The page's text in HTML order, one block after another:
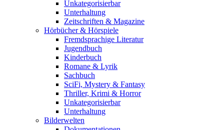
Unkategorisierbar
Unterhaltung
Zeitschriften & Magazine
Hörbücher & Hörspiele
Fremdsprachige Literatur
Jugendbuch
Kinderbuch
Romane & Lyrik
Sachbuch
SciFi, Mystery & Fantasy
Thriller, Krimi & Horror
Unkategorisierbar
Unterhaltung
Bilderwelten